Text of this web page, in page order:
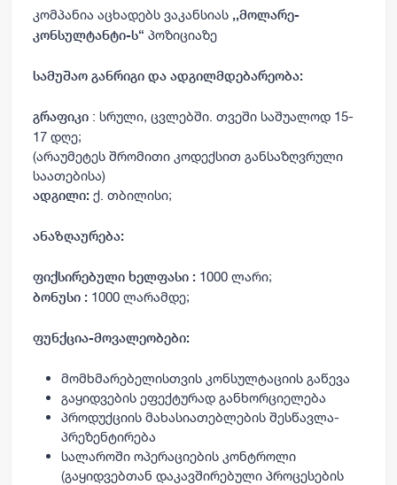
კომპანია აცხადებს ვაკანსიას ,,მოლარე-
კონსულტანტი-ს“ პოზიციაზე
სამუშაო განრიგი და ადგილმდებარეობა:
გრაფიკი : სრული, ცვლებში. თვეში საშუალოდ 15-
17 დღე;
(არაუმეტეს შრომითი კოდექსით განსაზღვრული
საათებისა)
ადგილი: ქ. თბილისი;
ანაზღაურება:
ფიქსირებული ხელფასი : 1000 ლარი;
ბონუსი : 1000 ლარამდე;
ფუნქცია-მოვალეობები:
მომხმარებელისთვის კონსულტაციის გაწევა
გაყიდვების ეფექტურად განხორციელება
პროდუქციის მახასიათებლების შესწავლა-
პრეზენტირება
სალაროში ოპერაციების კონტროლი
(გაყიდვებთან დაკავშირებული პროცესების